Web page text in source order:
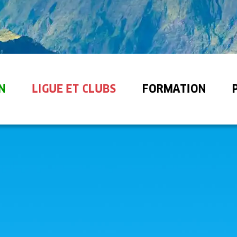
LIGUE ET CLUBS FORMATION